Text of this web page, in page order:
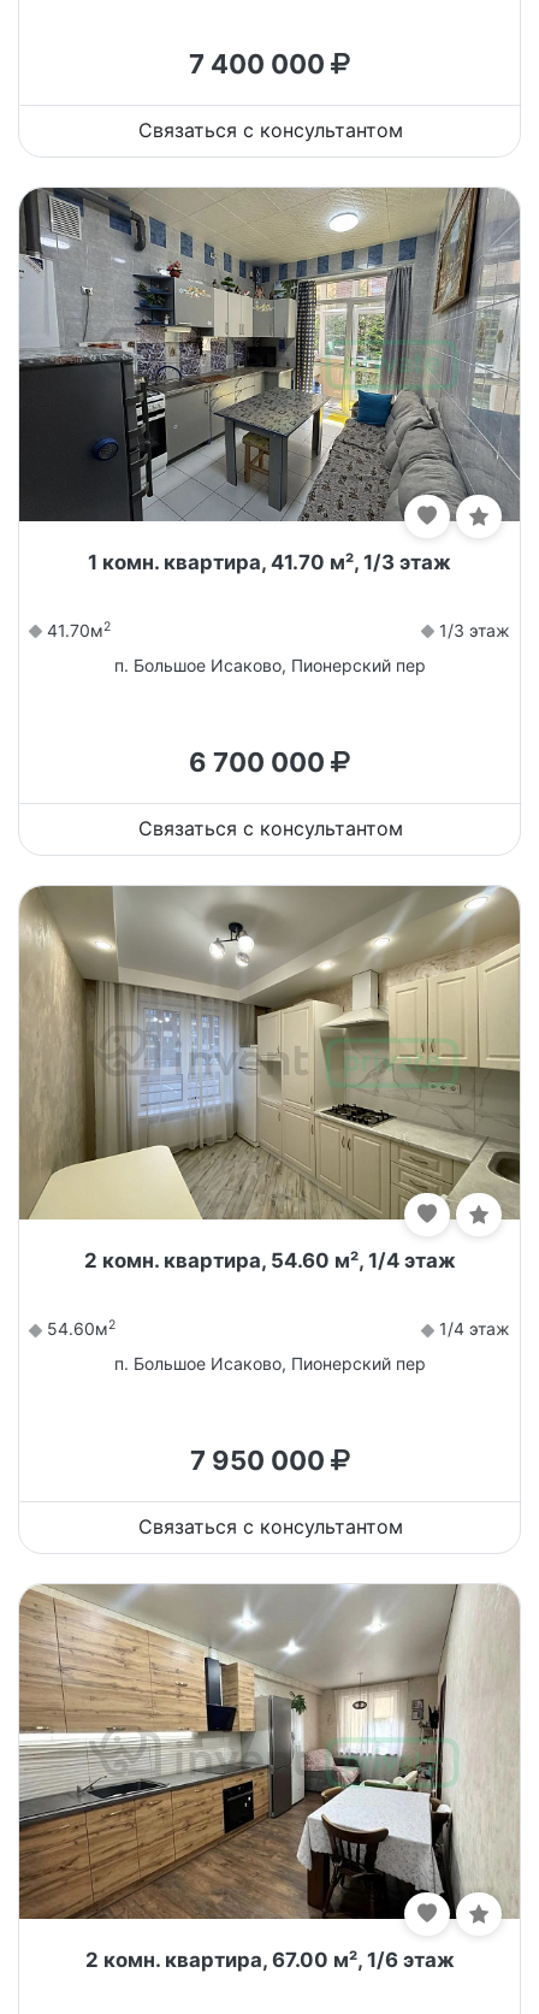
7 400 000
Связаться с консультантом
1 комн. квартира, 41.70 м², 1/3 этаж
41.70м2
1/3 этаж
п. Большое Исаково, Пионерский пер
6 700 000
Связаться с консультантом
2 комн. квартира, 54.60 м², 1/4 этаж
54.60м2
1/4 этаж
п. Большое Исаково, Пионерский пер
7 950 000
Связаться с консультантом
2 комн. квартира, 67.00 м², 1/6 этаж